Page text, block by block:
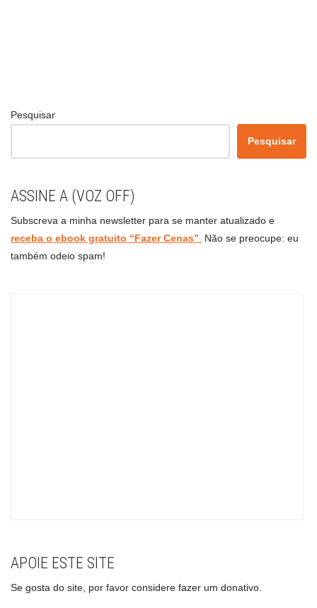
Pesquisar
Pesquisar
ASSINE A (VOZ OFF)
Subscreva a minha newsletter para se manter atualizado e
receba o ebook gratuito “Fazer Cenas”
Não se preocupe: eu
também odeio spam!
APOIE ESTE SITE
Se gosta do site, por favor considere fazer um donativo.